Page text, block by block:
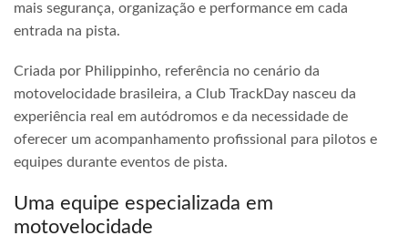
mais segurança, organização e performance em cada
entrada na pista.
Criada por Philippinho, referência no cenário da
motovelocidade brasileira, a Club TrackDay nasceu da
experiência real em autódromos e da necessidade de
oferecer um acompanhamento profissional para pilotos e
equipes durante eventos de pista.
Uma equipe especializada em
motovelocidade